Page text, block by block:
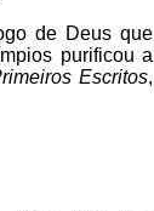
de Deus que
purificou a
Escritos,